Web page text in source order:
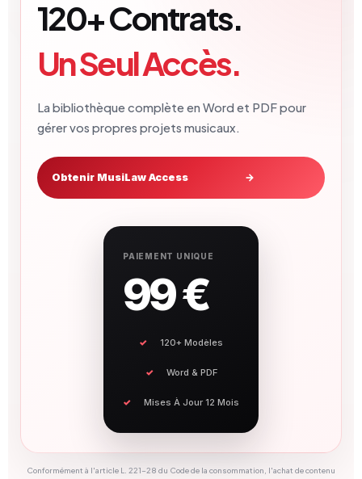
120+ Contrats.
Un Seul Accès.
La bibliothèque complète en Word et PDF pour
gérer vos propres projets musicaux.
Obtenir MusiLaw Access →
PAIEMENT UNIQUE
99 €
120+ Modèles
Word & PDF
Mises À Jour 12 Mois
Conformément à l'article L. 221-28 du Code de la consommation, l'achat de contenu